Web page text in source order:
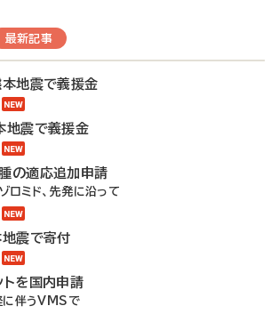
最新記事
本地震で義援金
地震で義援金
の適応追加申請
ロミド、先発に沿って
地震で寄付
トを国内申請
に伴うVMSで